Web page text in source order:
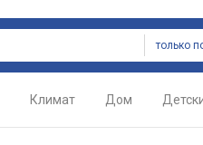
Климат Дом